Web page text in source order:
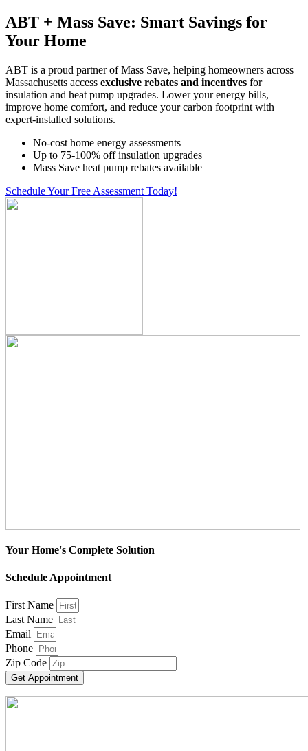
ABT + Mass Save: Smart Savings for
Your Home
ABT is a proud partner of Mass Save, helping homeowners across
Massachusetts access exclusive rebates and incentives for
insulation and heat pump upgrades. Lower your energy bills,
improve home comfort, and reduce your carbon footprint with
expert-installed solutions.
No-cost home energy assessments
Up to 75-100% off insulation upgrades
Mass Save heat pump rebates available
Schedule Your Free Assessment Today!
Your Home's Complete Solution
Schedule Appointment
First Name
Last Name
Email
Phone
Zip Code
Get Appointment